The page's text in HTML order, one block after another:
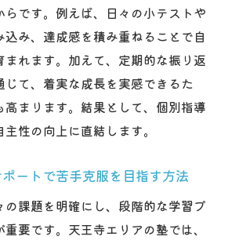
オリジナル教材活用で自立心向
活かした塾のモチベーション維
校生が塾で自分らしい学習法を
価の塾 自主性を伸ばす工夫を解
ートで自発的な学びが続く理由
です。例えば、日々の小テストや
み、達成感を積み重ねることで自
れます。加えて、定期的な振り返
じて、着実な成長を実感できるた
高まります。結果として、個別指導
性の向上に直結します。
ートで苦手克服を目指す方法
課題を明確にし、段階的な学習プ
要です。天王寺エリアの塾では、